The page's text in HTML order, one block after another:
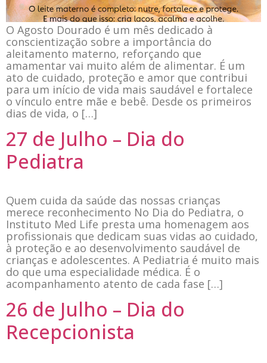
O Agosto Dourado é um mês dedicado à
conscientização sobre a importância do
aleitamento materno, reforçando que
amamentar vai muito além de alimentar. É um
ato de cuidado, proteção e amor que contribui
para um início de vida mais saudável e fortalece
o vínculo entre mãe e bebê. Desde os primeiros
dias de vida, o […]
27 de Julho – Dia do
Pediatra
Quem cuida da saúde das nossas crianças
merece reconhecimento No Dia do Pediatra, o
Instituto Med Life presta uma homenagem aos
profissionais que dedicam suas vidas ao cuidado,
à proteção e ao desenvolvimento saudável de
crianças e adolescentes. A Pediatria é muito mais
do que uma especialidade médica. É o
acompanhamento atento de cada fase […]
26 de Julho – Dia do
Recepcionista